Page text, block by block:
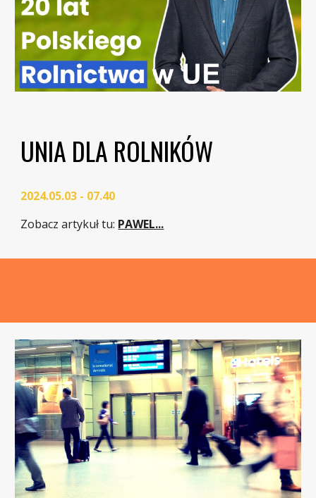
UNIA DLA ROLNIKÓW
2024.05.03 - 07.40
Zobacz artykuł tu: PAWEL...